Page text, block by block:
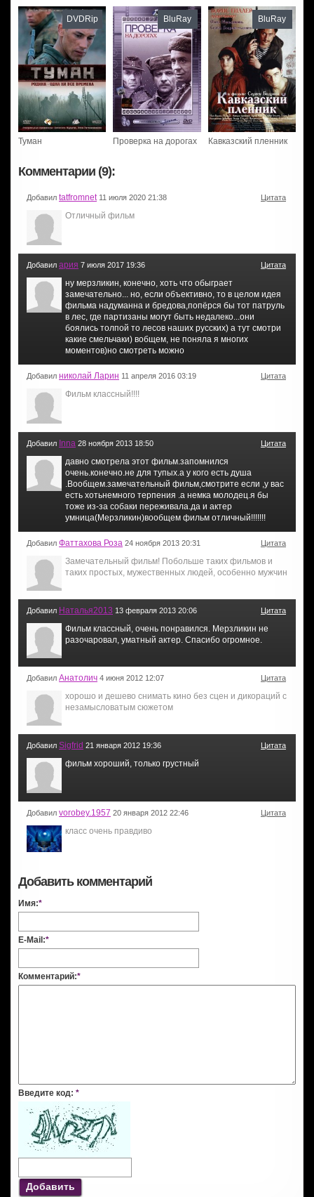
Туман
DVDRip
Проверка на дорогах
BluRay
Кавказский пленник
BluRay
Комментарии (9):
Добавил tatfromnet11 июля 2020 21:38 Цитата
Отличный фильм
Добавил ария 7 июля 2017 19:36 Цитата
ну мерзликин, конечно, хоть что обыграет
замечательно... но, если объективно, то в целом идея
фильма надуманна и бредова,попёрся бы тот патруль
в лес, где партизаны могут быть недалеко...они
боялись толпой то лесов наших русских) а тут смотри
какие смельчаки) вобщем, не поняла я многих
моментов)но смотреть можно
Добавил николай Ларин 11 апреля 2016 03:19 Цитата
Фильм классный!!!!
Добавил Inna 28 ноября 2013 18:50 Цитата
давно смотрела этот фильм.запомнился
очень.конечно.не для тупых.а у кого есть душа
.Вообщем.замечательный фильм,смотрите если ,у вас
есть хотьнемного терпения .а немка молодец.я бы
тоже из-за собаки переживала.да и актер
умница(Мерзликин)вообщем фильм отличный!!!!!!!
Добавил Фаттахова Роза 24 ноября 2013 20:31 Цитата
Замечательный фильм! Побольше таких фильмов и
таких простых, мужественных людей, особенно мужчин
Добавил Наталья2013 13 февраля 2013 20:06 Цитата
Фильм классный, очень понравился. Мерзликин не
разочаровал, уматный актер. Спасибо огромное.
Добавил Анатолич 4 июня 2012 12:07 Цитата
хорошо и дешево снимать кино без сцен и дикораций с
незамысловатым сюжетом
Добавил Sigfrid 21 января 2012 19:36 Цитата
фильм хороший, только грустный
Добавил vorobey.1957 20 января 2012 22:46 Цитата
класс очень правдиво
Добавить комментарий
Имя:*
E-Mail:*
Комментарий:*
Введите код: *
Добавить